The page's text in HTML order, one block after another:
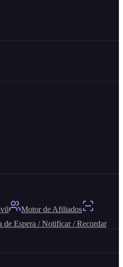
Motor de Afiliados
de Espera / Notificar / Recordar